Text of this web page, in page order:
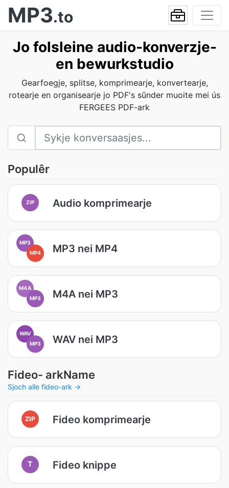
MP3.to
Jo folsleine audio-konverzje-
en bewurkstudio
Gearfoegje, splitse, komprimearje, konvertearje,
rotearje en organisearje jo PDF's sûnder muoite mei ús
FERGEES PDF-ark
Populêr
ZIP Audio komprimearje
MP3
MP4
MP3 nei MP4
M4A
MP3
M4A nei MP3
WAV
MP3
WAV nei MP3
Fideo- arkName
Sjoch alle fideo-ark →
ZIP Fideo komprimearje
T Fideo knippe